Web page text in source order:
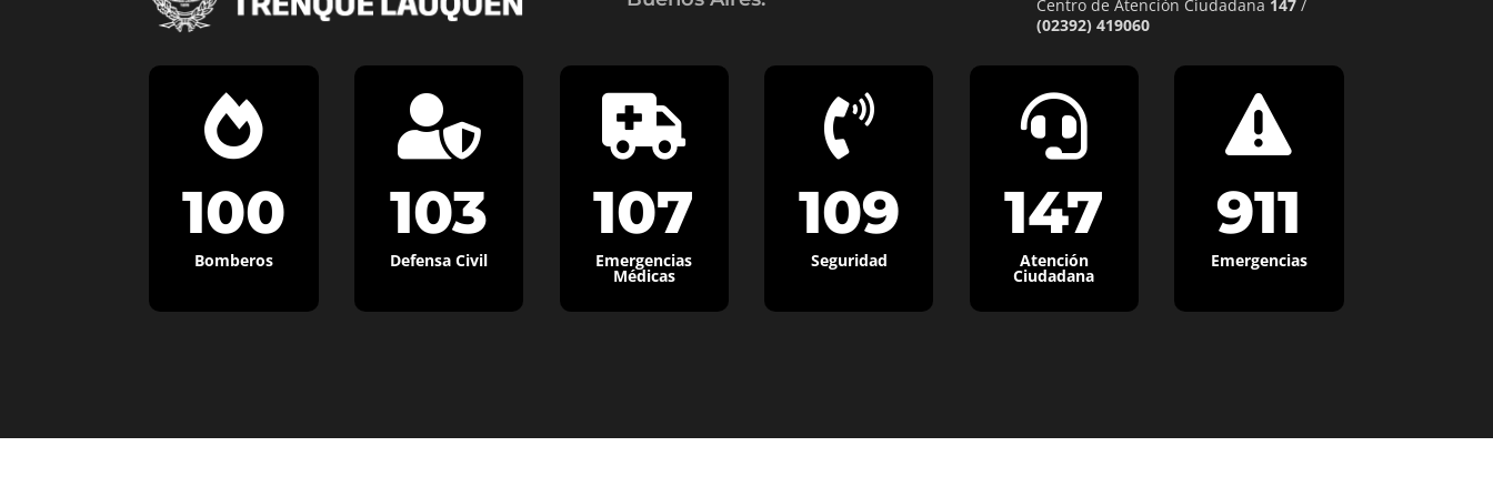
Centro de Atención Ciudadana 147/
(02392) 419060

100
Bomberos

103
Defensa Civil

107
Emergencias
Médicas

109
Seguridad

147
Atención
Ciudadana

911
Emergencias